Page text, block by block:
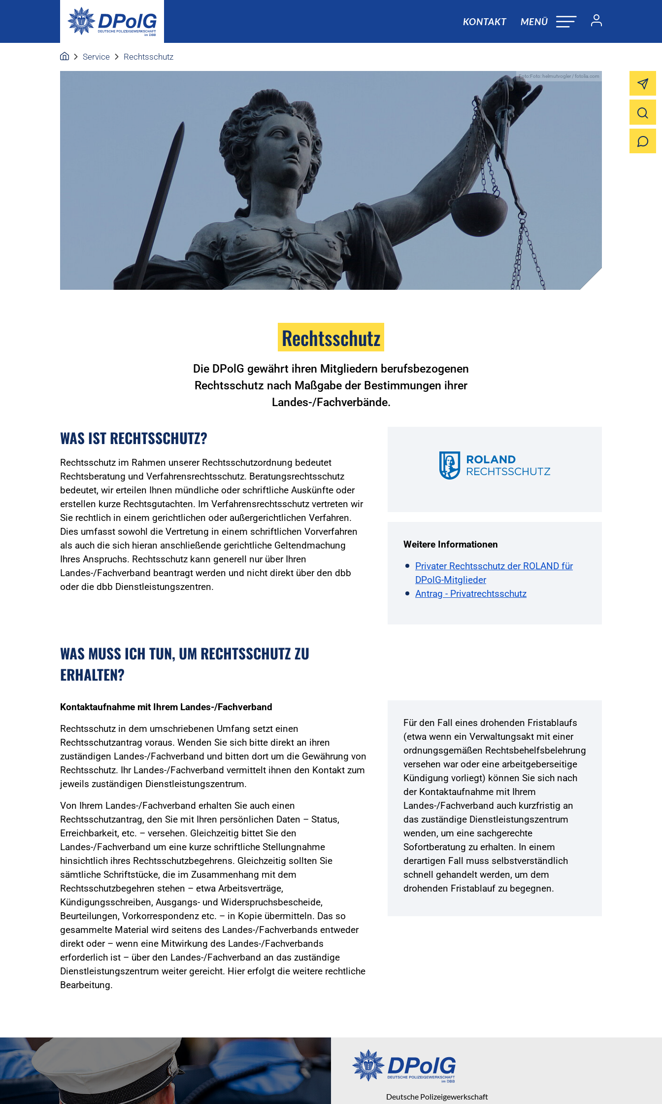
KONTAKT MENÜ
Service Rechtsschutz
Foto:Foto: helmutvogler / fotolia.com
Rechtsschutz
Die DPolG gewährt ihren Mitgliedern berufsbezogenen
Rechtsschutz nach Maßgabe der Bestimmungen ihrer
Landes-/Fachverbände.
WAS IST RECHTSSCHUTZ?
Rechtsschutz im Rahmen unserer Rechtsschutzordnung bedeutet
Rechtsberatung und Verfahrensrechtsschutz. Beratungsrechtsschutz
bedeutet, wir erteilen Ihnen mündliche oder schriftliche Auskünfte oder
erstellen kurze Rechtsgutachten. Im Verfahrensrechtsschutz vertreten wir
Sie rechtlich in einem gerichtlichen oder außergerichtlichen Verfahren.
Dies umfasst sowohl die Vertretung in einem schriftlichen Vorverfahren
als auch die sich hieran anschließende gerichtliche Geltendmachung
Ihres Anspruchs. Rechtsschutz kann generell nur über Ihren
Landes-/Fachverband beantragt werden und nicht direkt über den dbb
oder die dbb Dienstleistungszentren.
Weitere Informationen
Privater Rechtsschutz der ROLAND für
DPolG-Mitglieder
Antrag - Privatrechtsschutz
WAS MUSS ICH TUN, UM RECHTSSCHUTZ ZU
ERHALTEN?
Kontaktaufnahme mit Ihrem Landes-/Fachverband
Rechtsschutz in dem umschriebenen Umfang setzt einen
Rechtsschutzantrag voraus. Wenden Sie sich bitte direkt an ihren
zuständigen Landes-/Fachverband und bitten dort um die Gewährung von
Rechtsschutz. Ihr Landes-/Fachverband vermittelt ihnen den Kontakt zum
jeweils zuständigen Dienstleistungszentrum.
Von Ihrem Landes-/Fachverband erhalten Sie auch einen
Rechtsschutzantrag, den Sie mit Ihren persönlichen Daten – Status,
Erreichbarkeit, etc. – versehen. Gleichzeitig bittet Sie den
Landes-/Fachverband um eine kurze schriftliche Stellungnahme
hinsichtlich ihres Rechtsschutzbegehrens. Gleichzeitig sollten Sie
sämtliche Schriftstücke, die im Zusammenhang mit dem
Rechtsschutzbegehren stehen – etwa Arbeitsverträge,
Kündigungsschreiben, Ausgangs- und Widerspruchsbescheide,
Beurteilungen, Vorkorrespondenz etc. – in Kopie übermitteln. Das so
gesammelte Material wird seitens des Landes-/Fachverbands entweder
direkt oder – wenn eine Mitwirkung des Landes-/Fachverbands
erforderlich ist – über den Landes-/Fachverband an das zuständige
Dienstleistungszentrum weiter gereicht. Hier erfolgt die weitere rechtliche
Bearbeitung.
Für den Fall eines drohenden Fristablaufs
(etwa wenn ein Verwaltungsakt mit einer
ordnungsgemäßen Rechtsbehelfsbelehrung
versehen war oder eine arbeitgeberseitige
Kündigung vorliegt) können Sie sich nach
der Kontaktaufnahme mit Ihrem
Landes-/Fachverband auch kurzfristig an
das zuständige Dienstleistungszentrum
wenden, um eine sachgerechte
Sofortberatung zu erhalten. In einem
derartigen Fall muss selbstverständlich
schnell gehandelt werden, um dem
drohenden Fristablauf zu begegnen.
Deutsche Polizeigewerkschaft